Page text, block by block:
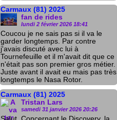
Carmaux (81) 2025
fan de rides
lundi 2 février 2026 18:41
Coucou je ne sais pas si il va le
garder longtemps. Par contre
j'avais discuté avec lui à
Tournefeuille et il m'avait dit que ce
n'était pas son premier gros métier.
Juste avant il avait eu mais pas très
longtemps le Nasa Rotor.
Carmaux (81) 2025
Tristan Lars
samedi 31 janvier 2026 20:26